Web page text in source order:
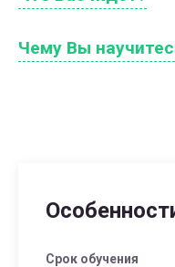
Чему Вы
Срок обучения